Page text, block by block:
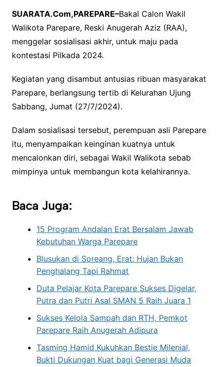
SUARATA.Com,PAREPARE–Bakal Calon Wakil
Walikota Parepare, Reski Anugerah Aziz (RAA),
menggelar sosialisasi akhir, untuk maju pada
kontestasi Pilkada 2024.
Kegiatan yang disambut antusias ribuan masyarakat
Parepare, berlangsung tertib di Kelurahan Ujung
Sabbang, Jumat (27/7/2024).
Dalam sosialisasi tersebut, perempuan asli Parepare
itu, menyampaikan keinginan kuatnya untuk
mencalonkan diri, sebagai Wakil Walikota sebab
mimpinya untuk membangun kota kelahirannya.
Baca Juga:
15 Program Andalan Erat Bersalam Jawab
Kebutuhan Warga Parepare
Blusukan di Soreang, Erat: Hujan Bukan
Penghalang Tapi Rahmat
Duta Pelajar Kota Parepare Sukses Digelar,
Putra dan Putri Asal SMAN 5 Raih Juara 1
Sukses Kelola Sampah dan RTH, Pemkot
Parepare Raih Anugerah Adipura
Tasming Hamid Kukuhkan Bestie Milenial,
Bukti Dukungan Kuat bagi Generasi Muda